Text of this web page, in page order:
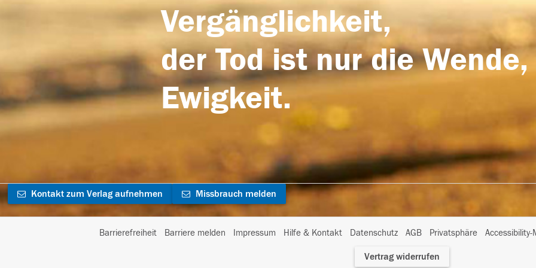
Vergänglichkeit,
der Tod ist nur die
Ewigkeit.
Kontakt zum Verlag aufnehmen Missbrauch melden
Barrierefreiheit Barriere melden Impressum Hilfe & Kontakt Datenschutz AGB Privatsphäre
I
Vertrag widerrufen